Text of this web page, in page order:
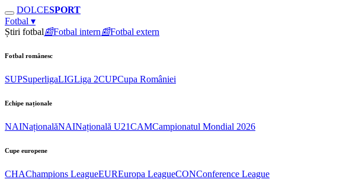
DOLCESPORT
Fotbal ▾
Știri fotbal📰Fotbal intern📰Fotbal extern
Fotbal românesc
SUPSuperligaLIGLiga 2CUPCupa României
Echipe naționale
NAINaționalăNAINațională U21CAMCampionatul Mondial 2026
Cupe europene
CHAChampions LeagueEUREuropa LeagueCONConference League